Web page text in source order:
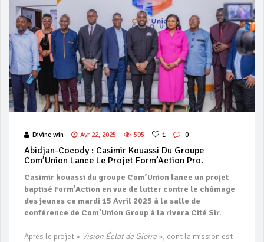
Divine win Avr 22, 2025 595 1 0
Abidjan-Cocody : Casimir Kouassi Du Groupe
Com’Union Lance Le Projet Form’Action Pro.
Casimir kouassi du groupe Com’Union lance un projet
baptisé Form’Action en vue de lutter contre le chômage
des jeunes ce mardi 15 Avril 2025 à la salle de
conférence de Com’Union Group à la rivera Cité Sir.
Après le projet « Vision Éclat de Gloire», dont la mission est